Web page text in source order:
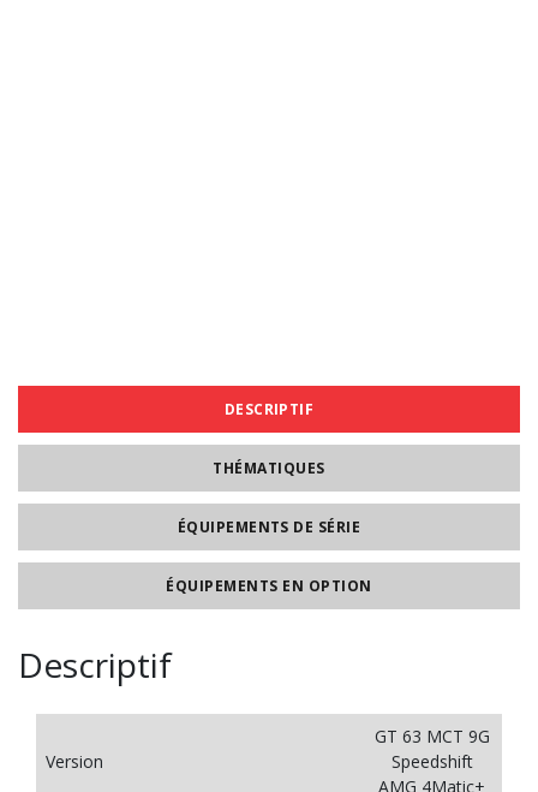
DESCRIPTIF
THÉMATIQUES
ÉQUIPEMENTS DE SÉRIE
ÉQUIPEMENTS EN OPTION
Descriptif
Version
GT 63 MCT 9G
Speedshift
AMG 4Matic+